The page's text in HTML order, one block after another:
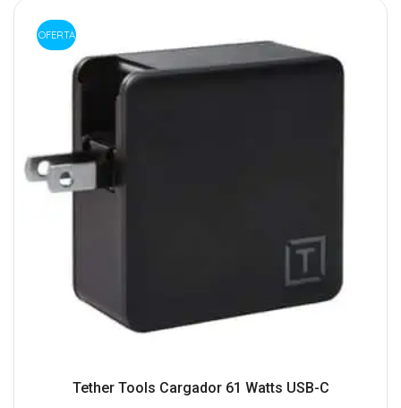
OFERTA
Tether Tools Cargador 61 Watts USB-C